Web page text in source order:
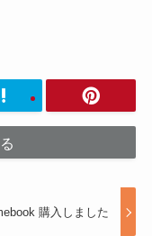
購入しました